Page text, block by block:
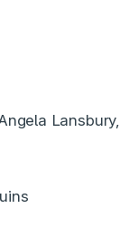
Lansbury,